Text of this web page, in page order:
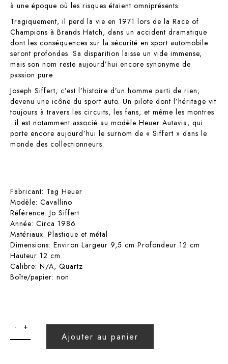
à une époque où les risques étaient omniprésents.
Tragiquement, il perd la vie en 1971 lors de la Race of
Champions à Brands Hatch, dans un accident dramatique
dont les conséquences sur la sécurité en sport automobile
seront profondes. Sa disparition laisse un vide immense,
mais son nom reste aujourd’hui encore synonyme de
passion pure.
Joseph Siffert, c’est l’histoire d’un homme parti de rien,
devenu une icône du sport auto. Un pilote dont l’héritage vit
toujours à travers les circuits, les fans, et même les montres
: il est notamment associé au modèle Heuer Autavia, qui
porte encore aujourd’hui le surnom de « Siffert » dans le
monde des collectionneurs.
Fabricant: Tag Heuer
Modèle: Cavallino
Référence: Jo Siffert
Année: Circa 1986
Matériaux: Plastique et métal
Dimensions: Environ Largeur 9,5 cm Profondeur 12 cm
Hauteur 12 cm
Calibre: N/A, Quartz
Boîte/papier: non
Ajouter au panier